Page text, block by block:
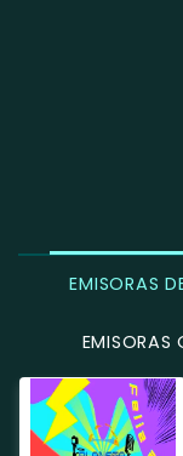
EMISORAS
EMISORAS